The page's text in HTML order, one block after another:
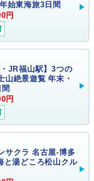
始東海旅3日間
円
JR福山駅】3つの
山絶景遊覧 年末・
円
サクラ 名古屋-博多
と湯どころ松山クル